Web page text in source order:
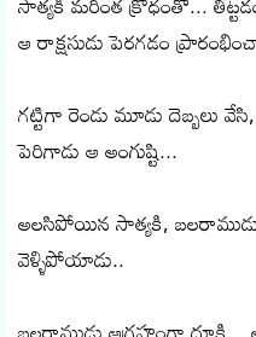
ఆ రాక్షసుడు పెరగడం
గట్టిగా రెండు మూడు దెబ్బలు
పెరిగాడు ఆ అంగుష్టి...
అలసిపోయిన సాత్యకి,
వెళ్ళిపోయాడు..